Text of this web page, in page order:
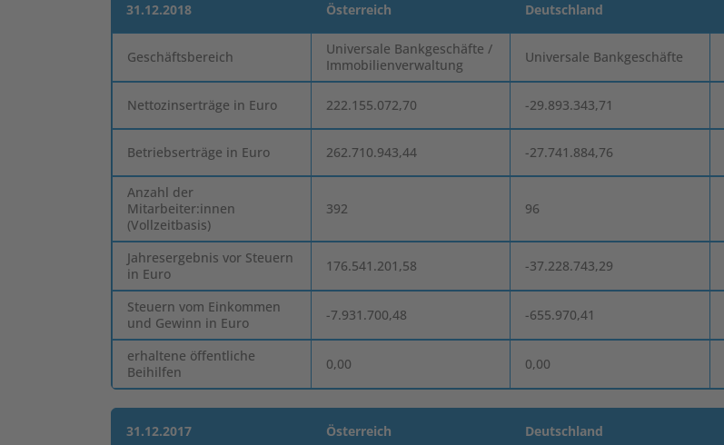
31.12.2018 Österreich Deutschland
Geschäftsbereich
Universale Bankgeschäfte /
Immobilienverwaltung
Universale Bankgeschäfte
Nettozinserträge in Euro 222.155.072,70 -29.893.343,71
Betriebserträge in Euro 262.710.943,44 -27.741.884,76
Anzahl der
Mitarbeiter:innen
(Vollzeitbasis)
392 96
Jahresergebnis vor Steuern
in Euro
176.541.201,58 -37.228.743,29
Steuern vom Einkommen
und Gewinn in Euro
-7.931.700,48 -655.970,41
erhaltene öffentliche
Beihilfen
0,00 0,00
31.12.2017 Österreich Deutschland